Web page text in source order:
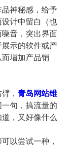
神秘感，给予
计中留白（也
音，突出界面
示的软件或产
增加产品销
臂，青岛网站维
句，搞流量的
，又好像什么
以尝试一种，